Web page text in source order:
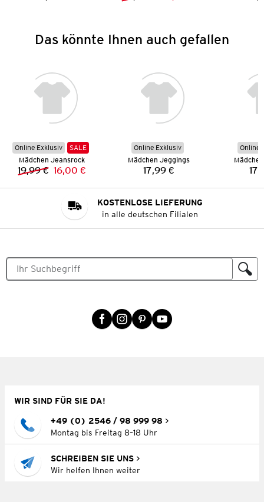
Das könnte Ihnen auch gefallen
Online Exklusiv
SALE
Mädchen Jeansrock
Vorheriger Preis:
19,99 € Neuer Preis:
16,00 €
Online Exklusiv
Mädchen Jeggings
Preis:
17,99 €
Online
KOSTENLOSE LIEFERUNG
in alle deutschen Filialen
WIR SIND FÜR SIE DA!
+49 (0) 2546 / 98 999 98
Montag bis Freitag 8–18 Uhr
SCHREIBEN SIE UNS
Wir helfen Ihnen weiter